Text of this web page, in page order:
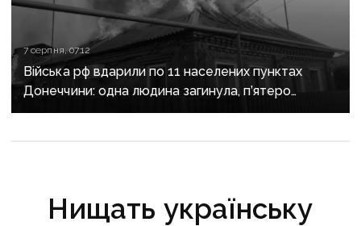
7 серпня, 07:12
Війська рф вдарили по 11 населених пунктах
Донеччини: одна людина загинула, п’ятеро
поранені
Нищать українську